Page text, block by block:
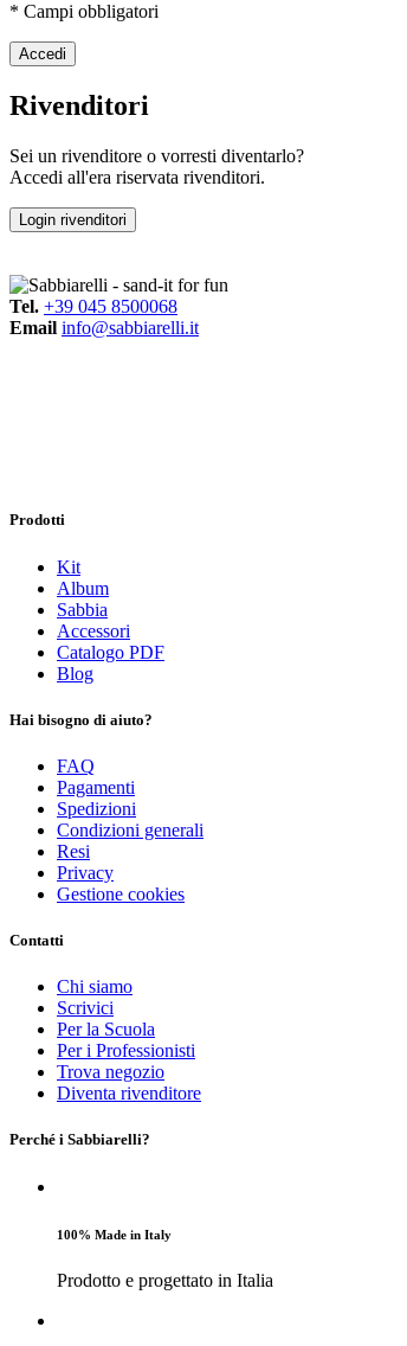
* Campi obbligatori
Accedi
Rivenditori
Sei un rivenditore o vorresti diventarlo?
Accedi all'era riservata rivenditori.
Login rivenditori
Tel. +39 045 8500068
Email info@sabbiarelli.it
Prodotti
Kit
Album
Sabbia
Accessori
Catalogo PDF
Blog
Hai bisogno di aiuto?
FAQ
Pagamenti
Spedizioni
Condizioni generali
Resi
Privacy
Gestione cookies
Contatti
Chi siamo
Scrivici
Per la Scuola
Per i Professionisti
Trova negozio
Diventa rivenditore
Perché i Sabbiarelli?
100% Made in Italy
Prodotto e progettato in Italia